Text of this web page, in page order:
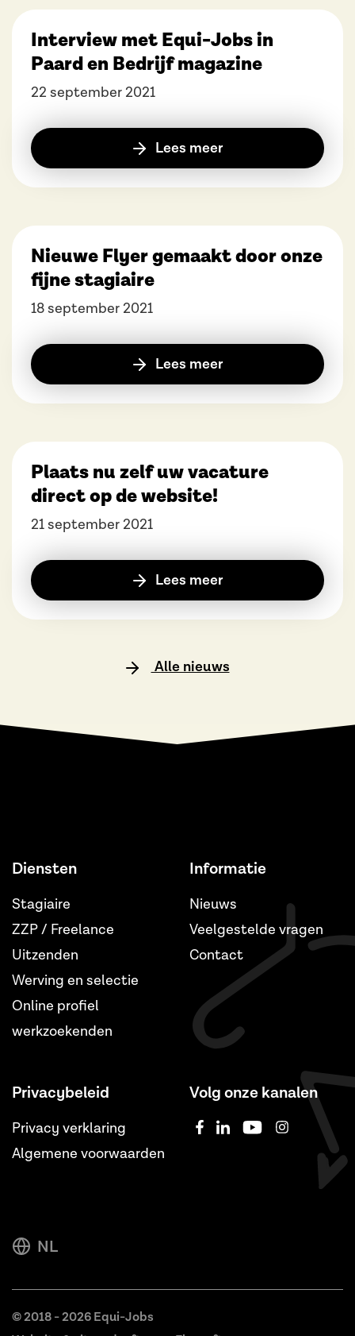
Interview met Equi-Jobs in
Paard en Bedrijf magazine
22 september 2021
Lees meer
Nieuwe Flyer gemaakt door onze
fijne stagiaire
18 september 2021
Lees meer
Plaats nu zelf uw vacature
direct op de website!
21 september 2021
Lees meer
Alle nieuws
Diensten
Stagiaire
ZZP / Freelance
Uitzenden
Werving en selectie
Online profiel
werkzoekenden
Informatie
Nieuws
Veelgestelde vragen
Contact
Privacybeleid
Privacy verklaring
Algemene voorwaarden
Volg onze kanalen
NL
© 2018 - 2026 Equi-Jobs